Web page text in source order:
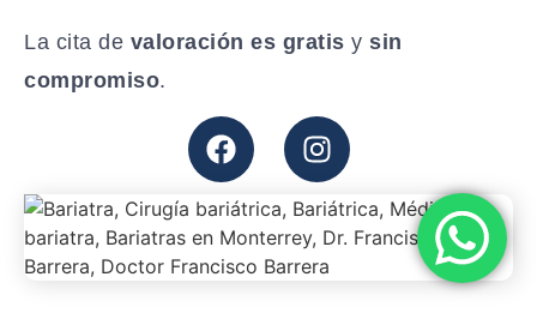
La cita de valoración es gratis y sin
compromiso.